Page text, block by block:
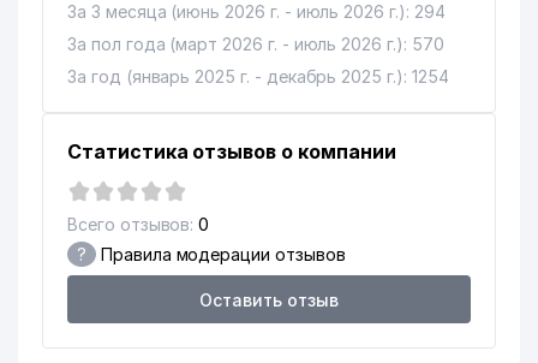
КРЫМСКИХ ТАТАР г. ТАШКЕНТА
ЕВРЕЙСКИЙ НАЦИОНАЛЬНЫЙ
КУЛЬТУРНЫЙ ЦЕНТР
УЗБЕКИСТАНА
APOLLONIYA MEDICAL SERVICE
ООО
16 BAMBI LAND ООО
17 ISSIQLIKKUVVATAMIR ООО 772 м
18 AJAB ETIKETKA ООО 806 м
За 3 месяца (июнь 2026 г. - июль 2026 г.): 294
За пол года (март 2026 г. - июль 2026 г.): 570
За год (январь 2025 г. - декабрь 2025 г.): 1254
Статистика отзывов о компании
Всего отзывов: 0
? Правила модерации отзывов
Оставить отзыв